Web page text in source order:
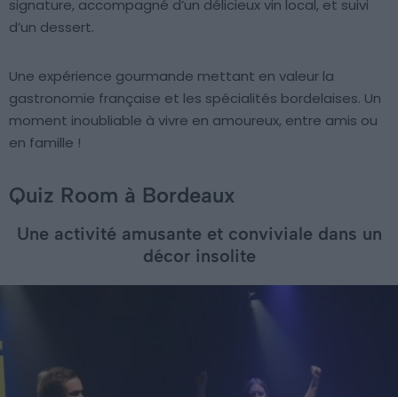
signature, accompagné d’un délicieux vin local, et suivi
d’un dessert.
Une expérience gourmande mettant en valeur la
gastronomie française et les spécialités bordelaises. Un
moment inoubliable à vivre en amoureux, entre amis ou
en famille !
Quiz Room à Bordeaux
Une activité amusante et conviviale dans un
décor insolite